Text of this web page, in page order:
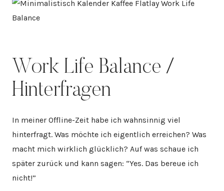
Work Life Balance /
Hinterfragen
In meiner Offline-Zeit habe ich wahnsinnig viel
hinterfragt. Was möchte ich eigentlich erreichen? Was
macht mich wirklich glücklich? Auf was schaue ich
später zurück und kann sagen: “Yes. Das bereue ich
nicht!”